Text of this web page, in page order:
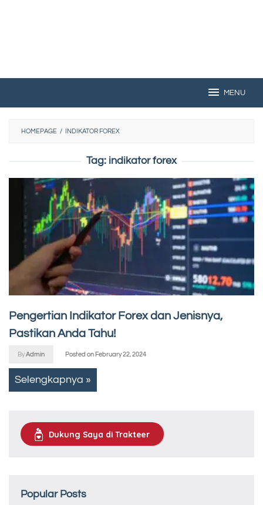
MENU
HOMEPAGE / INDIKATOR FOREX
Tag: indikator forex
Pengertian Indikator Forex dan Jenisnya,
Pastikan Anda Tahu!
ByAdmin Posted on February 22, 2024
Selengkapnya »
Dukung Saya di Trakteer
Popular Posts